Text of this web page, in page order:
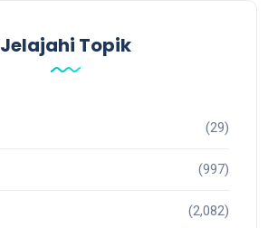
Jelajahi Topik
(29)
(997)
(2,082)